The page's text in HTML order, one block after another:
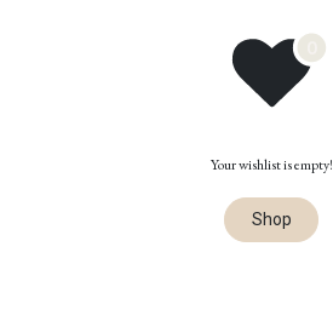
Your wishlist is empty!
Shop